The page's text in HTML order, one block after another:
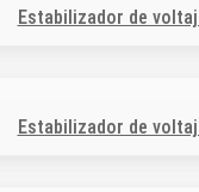
Estabilizador de
Estabilizador de